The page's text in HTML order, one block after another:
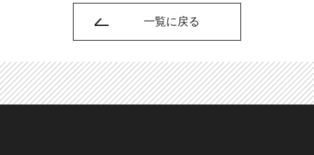
一覧に戻る